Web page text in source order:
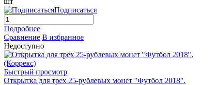
Подписаться
Подробнее
Сравнение В избранное
Недоступно
Быстрый просмотр
Открытка для трех 25-рублевых монет "Футбол 2018".